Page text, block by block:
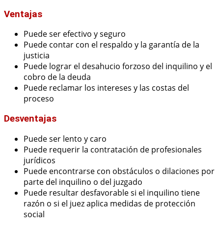
Ventajas
Puede ser efectivo y seguro
Puede contar con el respaldo y la garantía de la
justicia
Puede lograr el desahucio forzoso del inquilino y el
cobro de la deuda
Puede reclamar los intereses y las costas del
proceso
Desventajas
Puede ser lento y caro
Puede requerir la contratación de profesionales
jurídicos
Puede encontrarse con obstáculos o dilaciones por
parte del inquilino o del juzgado
Puede resultar desfavorable si el inquilino tiene
razón o si el juez aplica medidas de protección
social